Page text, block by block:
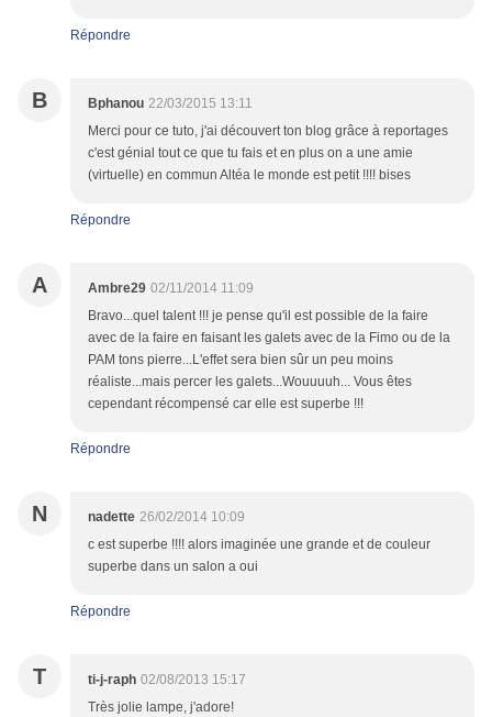
Répondre
B Bphanou 22/03/2015 13:11
Merci pour ce tuto, j'ai découvert ton blog grâce à reportages
c'est génial tout ce que tu fais et en plus on a une amie
(virtuelle) en commun Altéa le monde est petit !!!! bises
Répondre
A Ambre29 02/11/2014 11:09
Bravo...quel talent !!! je pense qu'il est possible de la faire
avec de la faire en faisant les galets avec de la Fimo ou de la
PAM tons pierre...L'effet sera bien sûr un peu moins
réaliste...mais percer les galets...Wouuuuh... Vous êtes
cependant récompensé car elle est superbe !!!
Répondre
N nadette 26/02/2014 10:09
c est superbe !!!! alors imaginée une grande et de couleur
superbe dans un salon a oui
Répondre
T ti-j-raph 02/08/2013 15:17
Très jolie lampe, j'adore!